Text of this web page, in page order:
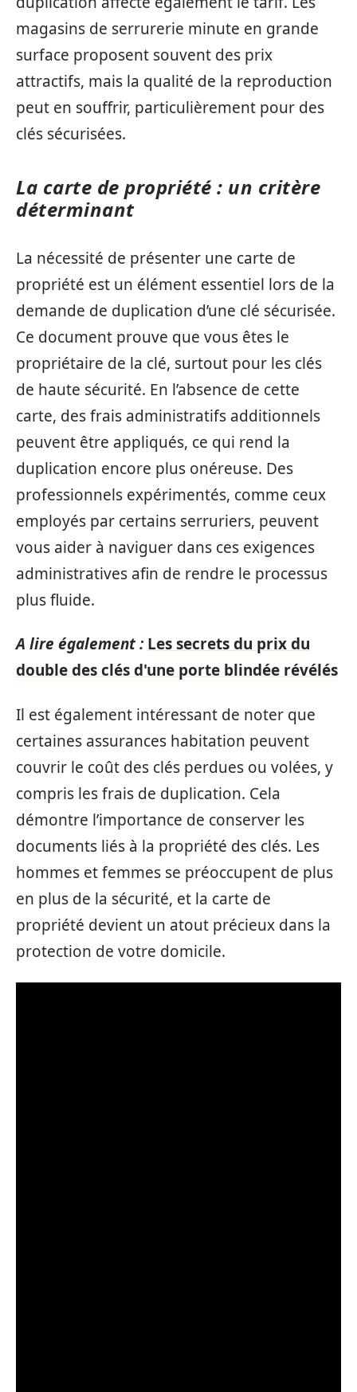
magasins de serrurerie minute en grande
surface proposent souvent des prix
attractifs, mais la qualité de la reproduction
peut en souffrir, particulièrement pour des
clés sécurisées.
La carte de propriété : un critère
déterminant
La nécessité de présenter une carte de
propriété est un élément essentiel lors de la
demande de duplication d’une clé sécurisée.
Ce document prouve que vous êtes le
propriétaire de la clé, surtout pour les clés
de haute sécurité. En l’absence de cette
carte, des frais administratifs additionnels
peuvent être appliqués, ce qui rend la
duplication encore plus onéreuse. Des
professionnels expérimentés, comme ceux
employés par certains serruriers, peuvent
vous aider à naviguer dans ces exigences
administratives afin de rendre le processus
plus fluide.
A lire également : Les secrets du prix du
double des clés d'une porte blindée révélés
Il est également intéressant de noter que
certaines assurances habitation peuvent
couvrir le coût des clés perdues ou volées, y
compris les frais de duplication. Cela
démontre l’importance de conserver les
documents liés à la propriété des clés. Les
hommes et femmes se préoccupent de plus
en plus de la sécurité, et la carte de
propriété devient un atout précieux dans la
protection de votre domicile.